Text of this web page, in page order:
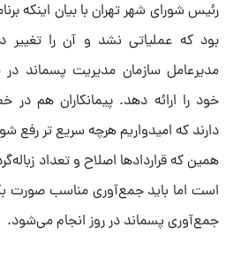
رئیس شورای شهر تهران با بیان اینکه
بود که عملیاتی نشد و آن را تغییر
مدیرعامل سازمان مدیریت پسماند
خود را ارائه دهد. پیمانکاران هم در
دارند که امیدواریم هرچه سریع تر رفع
همین که قراردادها اصلاح و تعداد
است اما باید جمع‌آوری مناسب صورت
جمع‌آوری پسماند در روز انجام می‌شود.